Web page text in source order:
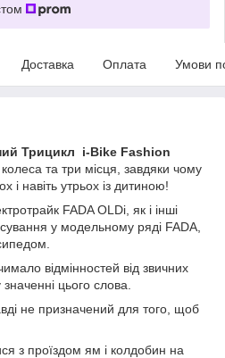
Доставка Оплата Умови
Трицикл i-Bike Fashion
та три місця, завдяки чому
і навіть утрьох із дитиною!
FADA OLDі, як і інші
у модельному ряді FADA,
відмінностей від звичних
цього слова.
не призначений для того, щоб
з проїздом ям і колдобин на